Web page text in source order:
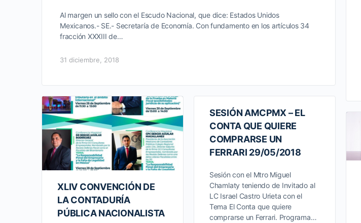
Al margen un sello con el Escudo Nacional, que dice: Estados Unidos
Mexicanos.- SE.- Secretaría de Economía. Con fundamento en los artículos 34
fracción XXXIII de…
31 diciembre, 2018
XLIV CONVENCIÓN DE
LA CONTADURÍA
PÚBLICA NACIONALISTA
SESIÓN AMCPMX – EL
CONTA QUE QUIERE
COMPRARSE UN
FERRARI 29/05/2018
Sesión con el Mtro Miguel
Chamlaty teniendo de Invitado al
LC Israel Castro Urieta con el
Tema El Conta que quiere
comprarse un Ferrari. Programa…